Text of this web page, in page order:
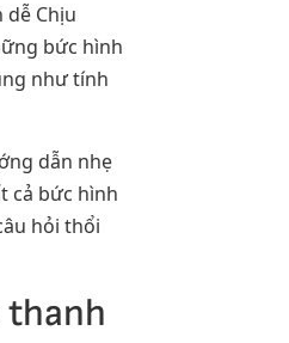
Chịu
bức hình
như tính
dẫn nhẹ
cả bức hình
hỏi thổi